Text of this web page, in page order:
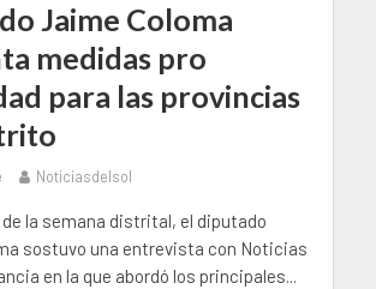
Jaime Coloma
medidas pro
para las provincias
Noticiasdelsol
la semana distrital, el diputado
sostuvo una entrevista con Noticias
en la que abordó los principales...